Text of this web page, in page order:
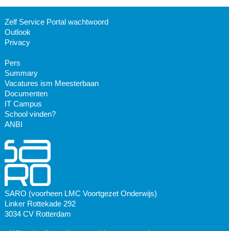
Zelf Service Portal wachtwoord
Outlook
Privacy
Pers
Summary
Vacatures ism Meesterbaan
Documenten
IT Campus
School vinden?
ANBI
SARO (voorheen LMC Voortgezet Onderwijs)
Linker Rottekade 292
3034 CV Rotterdam